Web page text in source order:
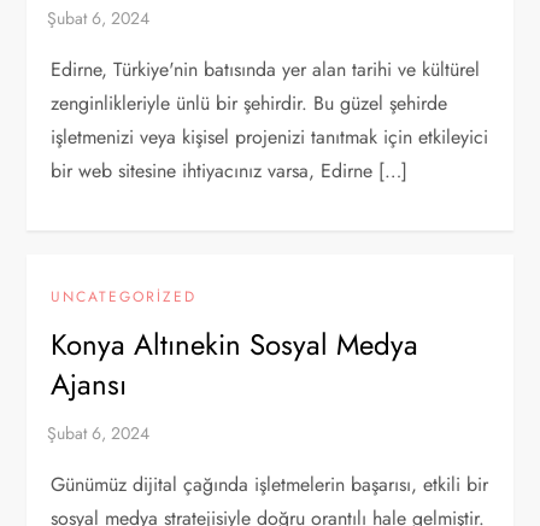
Edirne, Türkiye'nin batısında yer alan tarihi ve kültürel
zenginlikleriyle ünlü bir şehirdir. Bu güzel şehirde
işletmenizi veya kişisel projenizi tanıtmak için etkileyici
bir web sitesine ihtiyacınız varsa, Edirne […]
UNCATEGORIZED
Konya Altınekin Sosyal Medya
Ajansı
Günümüz dijital çağında işletmelerin başarısı, etkili bir
sosyal medya stratejisiyle doğru orantılı hale gelmiştir.